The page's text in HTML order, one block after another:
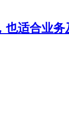
也适合业务